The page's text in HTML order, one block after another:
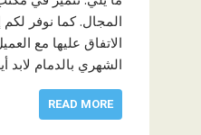
المجال. كما نوفر لكم
الاتفاق عليها مع
الشهري بالدمام لابد
READ MORE